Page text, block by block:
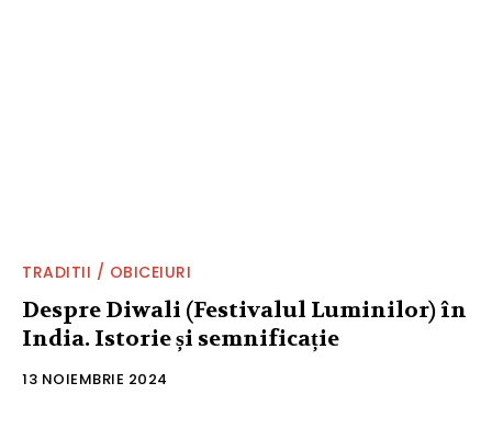
TRADITII / OBICEIURI
Despre Diwali (Festivalul Luminilor) în
India. Istorie și semnificație
13 NOIEMBRIE 2024